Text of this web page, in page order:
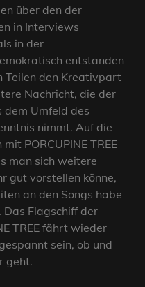
über den der
in Interviews
in der
entstanden
Teilen den Kreativpart
Nachricht, die der
dem Umfeld des
nimmt. Auf die
PORCUPINE TREE
man sich weitere
gut vorstellen könne,
an den Songs habe
Flagschiff der
TREE fährt wieder
sein, ob und
geht.